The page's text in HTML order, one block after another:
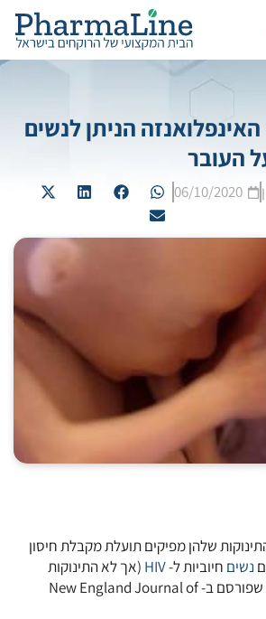
האינפלואנזה הניתן לנשים
העובר
06/10/2020
שלהן מפיקים תועלת מקבלת חיסון
נשים חיוביות ל-HIV (אך לא התינוקות
שלהן), כך מצא מחקר שפורסם ב- New England Journal of